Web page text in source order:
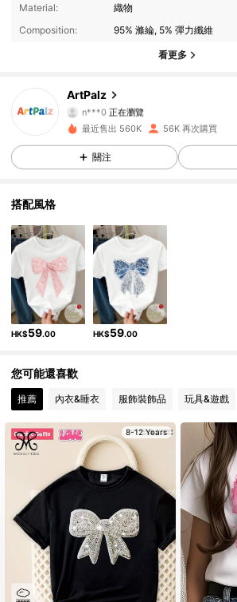
Material:
織物
Composition:
95% 滌綸, 5% 彈力纖維
看更多
ArtPalz
12K 追蹤者
n***0正在瀏覽
4.73
12K 追蹤者
4.73 12K 追蹤者
4.73 12K 追蹤者
4.73 12K 追蹤者
4.73 12K 追蹤者
4.73
最近售出 560K 56K 再次購買
關注
搭配風格
HK$59.00 HK$59.00
您可能還喜歡
推薦 內衣&睡衣 服飾裝飾品 玩具&遊戲
8-12 Years